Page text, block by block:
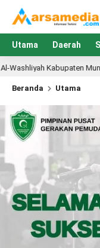
Utama Daerah
Galang Dana Lewat
Beranda Utama